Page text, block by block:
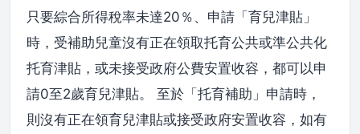
只要綜合所得稅率未達20％、申請「育兒津貼」
時，受補助兒童沒有正在領取托育公共或準公共化
托育津貼，或未接受政府公費安置收容，都可以申
請0至2歲育兒津貼。 至於「托育補助」申請時，
則沒有正在領育兒津貼或接受政府安置收容，如有